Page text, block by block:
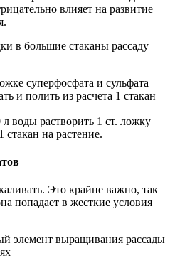
влияет на развитие
в большие стаканы рассаду
суперфосфата и сульфата
и полить из расчета 1 стакан
воды растворить 1 ст. ложку
на растение.
Это крайне важно, так
попадает в жесткие условия